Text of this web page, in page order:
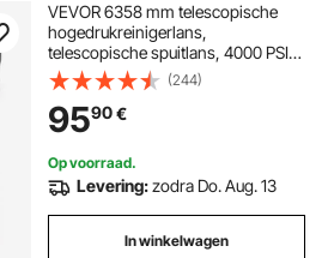
VEVOR 6358 mm telescopische
hogedrukreinigerlans,
telescopische spuitlans, 4000 PSI
telescopische spuitlans met
verlengstangen, borstelkop,
draaibare koppeling, 7 sproeiers,
steunband, voor dakgoten
(244)
9590€
Op voorraad.
Levering:zodra Do. Aug. 13
In winkelwagen